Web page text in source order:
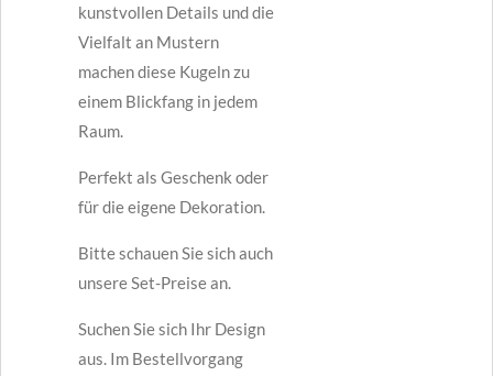
kunstvollen Details und die
Vielfalt an Mustern
machen diese Kugeln zu
einem Blickfang in jedem
Raum.
Perfekt als Geschenk oder
für die eigene Dekoration.
Bitte schauen Sie sich auch
unsere Set-Preise an.
Suchen Sie sich Ihr Design
aus. Im Bestellvorgang